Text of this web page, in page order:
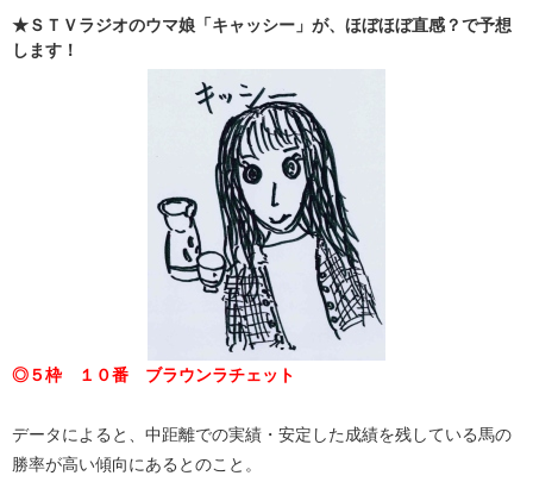
★ＳＴＶラジオのウマ娘「キャッシー」が、ほぼほぼ直感？で予想
します！
◎５枠 １０番 ブラウンラチェット
データによると、中距離での実績・安定した成績を残している馬の
勝率が高い傾向にあるとのこと。